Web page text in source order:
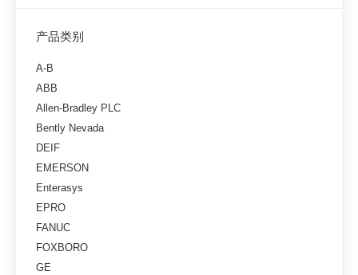
产品类别
A-B
ABB
Allen-Bradley PLC
Bently Nevada
DEIF
EMERSON
Enterasys
EPRO
FANUC
FOXBORO
GE